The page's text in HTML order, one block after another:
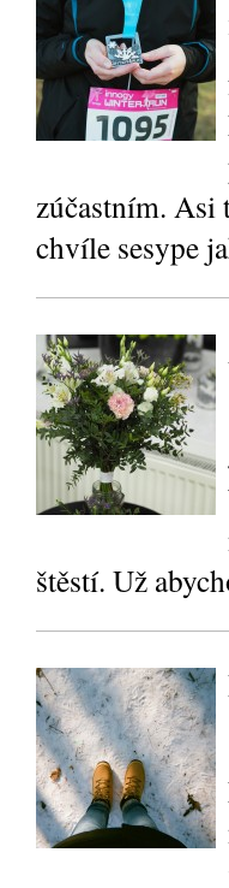
zúčastním. Asi
chvíle sesype
štěstí. Už